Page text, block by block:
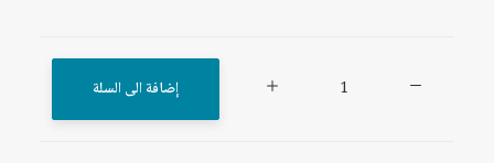
إضافة الى السلة